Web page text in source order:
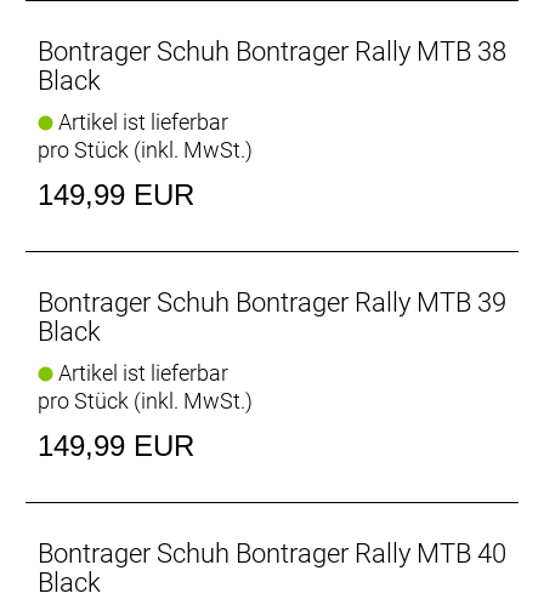
Die große offene Plattform ist kompatibel mit jedem
2-Loch-Cleat und ermöglicht ein einfaches
die beste Position für deinen Fahrstil zu finden.
Festhalten
Langlebige Schnürsenkel erlauben eine individuelle
- Fasergehalt (Liner): 100% Polyester
- Fasergehalt (oben): 55% Polyurethan, 24% Nylon,
21% Polyester
Bontrager Schuh Bontrager Rally MTB 38
Black
Artikel ist lieferbar
pro Stück (inkl. MwSt.)
149,99 EUR
Bontrager Schuh Bontrager Rally MTB 39
Black
Artikel ist lieferbar
pro Stück (inkl. MwSt.)
149,99 EUR
Bontrager Schuh Bontrager Rally MTB 40
Black